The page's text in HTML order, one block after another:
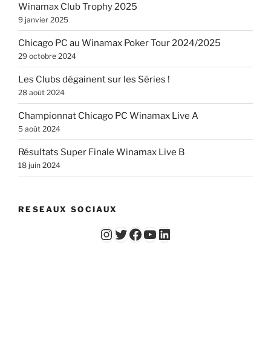
Winamax Club Trophy 2025
9 janvier 2025
Chicago PC au Winamax Poker Tour 2024/2025
29 octobre 2024
Les Clubs dégainent sur les Séries !
28 août 2024
Championnat Chicago PC Winamax Live A
5 août 2024
Résultats Super Finale Winamax Live B
18 juin 2024
RESEAUX SOCIAUX
Instagram
Twitter
Facebook
YouTube - Vidéos du Chicago Poker ClubLinkedIn